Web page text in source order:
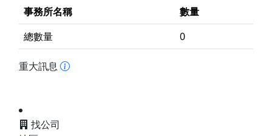
事務所名稱
數量
總數量
0
重大訊息
找公司